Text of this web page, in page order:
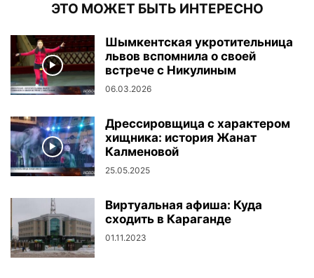
ЭТО МОЖЕТ БЫТЬ ИНТЕРЕСНО
Шымкентская укротительница
львов вспомнила о своей
встрече с Никулиным
06.03.2026
Дрессировщица с характером
хищника: история Жанат
Калменовой
25.05.2025
Виртуальная афиша: Куда
сходить в Караганде
01.11.2023